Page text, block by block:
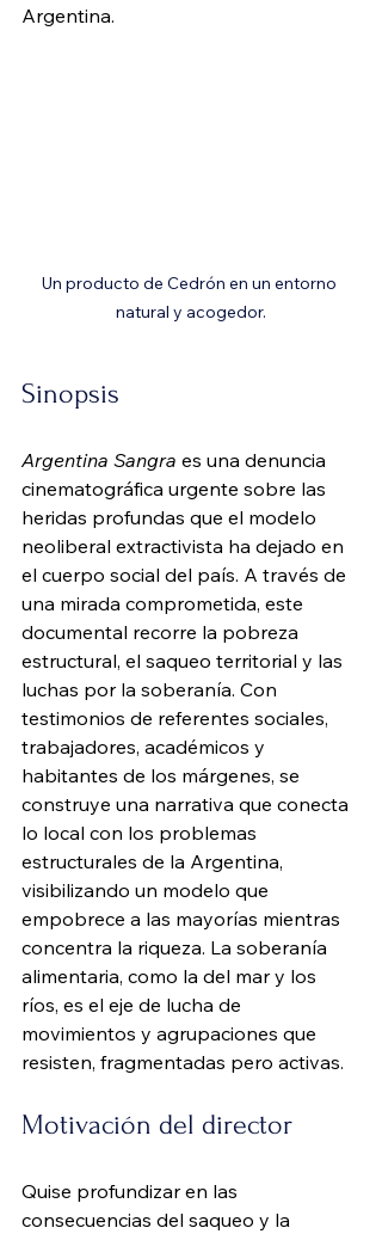
Argentina.
Un producto de Cedrón en un entorno
natural y acogedor.
Sinopsis
Argentina Sangra es una denuncia
cinematográfica urgente sobre las
heridas profundas que el modelo
neoliberal extractivista ha dejado en
el cuerpo social del país. A través de
una mirada comprometida, este
documental recorre la pobreza
estructural, el saqueo territorial y las
luchas por la soberanía. Con
testimonios de referentes sociales,
trabajadores, académicos y
habitantes de los márgenes, se
construye una narrativa que conecta
lo local con los problemas
estructurales de la Argentina,
visibilizando un modelo que
empobrece a las mayorías mientras
concentra la riqueza. La soberanía
alimentaria, como la del mar y los
ríos, es el eje de lucha de
movimientos y agrupaciones que
resisten, fragmentadas pero activas.
Motivación del director
Quise profundizar en las
consecuencias del saqueo y la